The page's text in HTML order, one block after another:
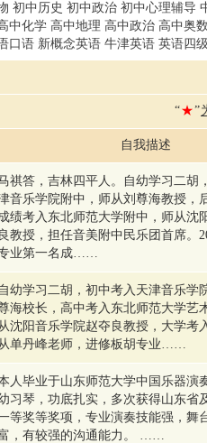
初中历史 初中政治 初中心理辅导
中化学 高中地理 高中政治 高中奥数
口语 新概念英语 牛津英语 英语四级
“★”
自我描述
祺答，吉林四平人。自幼学习二胡
音乐学院附中，师从刘尊海教授，
绩考入东北师范大学附中，师从沈
良教授，担任音美附中民乐团首席。
业第一名成……
自幼学习二胡，初中考入天津音乐学
海校长，高中考入东北师范大学艺
沈阳音乐学院赵夺良教授，大学考
单丹峰老师，进修板胡专业……
人毕业于山东师范大学中国乐器演
习琴，功底扎实，多次获得山东省
等奖等奖项，专业演奏技能强，舞
，有较强的沟通能力。 ……